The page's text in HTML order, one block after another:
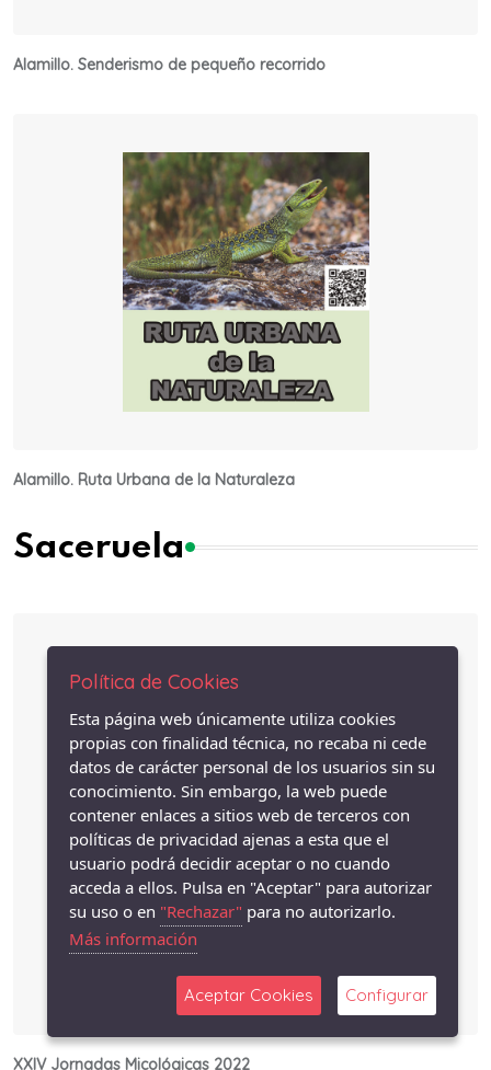
Alamillo. Senderismo de pequeño recorrido
Alamillo. Ruta Urbana de la Naturaleza
Saceruela
XXIV Jornadas Micológicas 2022
Política de Cookies
Esta página web únicamente utiliza cookies
propias con finalidad técnica, no recaba ni cede
datos de carácter personal de los usuarios sin su
conocimiento. Sin embargo, la web puede
contener enlaces a sitios web de terceros con
políticas de privacidad ajenas a esta que el
usuario podrá decidir aceptar o no cuando
acceda a ellos. Pulsa en "Aceptar" para autorizar
su uso o en "Rechazar" para no autorizarlo.
Más información
Aceptar Cookies Configurar